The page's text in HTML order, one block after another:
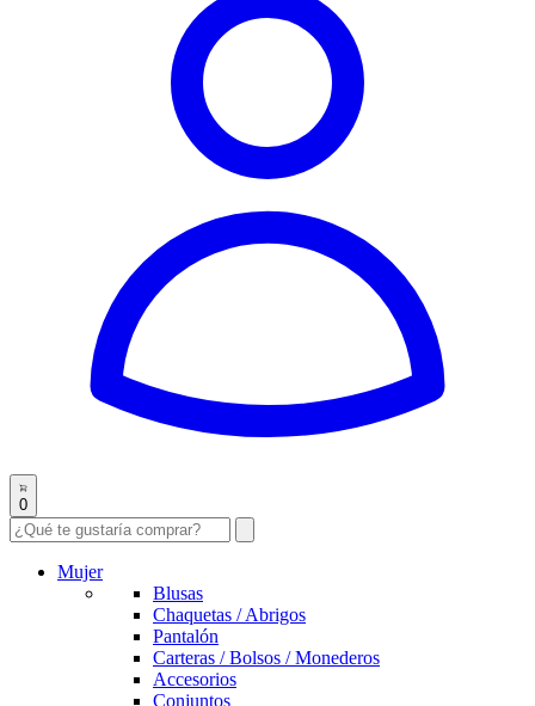
0
Mujer
Blusas
Chaquetas / Abrigos
Pantalón
Carteras / Bolsos / Monederos
Accesorios
Conjuntos